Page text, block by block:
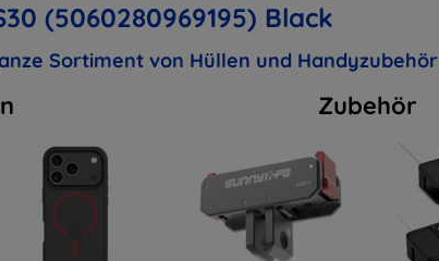
(5060280969195) Black
Sortiment von Hüllen und Handyzubehör
Zubehör